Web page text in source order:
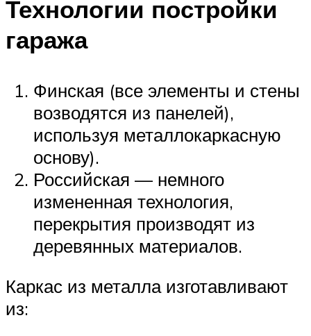
Технологии постройки
гаража
Финская (все элементы и стены
возводятся из панелей),
используя металлокаркасную
основу).
Российская — немного
измененная технология,
перекрытия производят из
деревянных материалов.
Каркас из металла изготавливают
из: